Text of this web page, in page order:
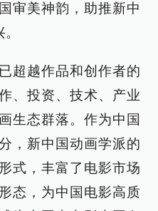
审美神韵，助推新中
超越作品和创作者的
、投资、技术、产业
生态群落。作为中国
，新中国动画学派的
式，丰富了电影市场
态，为中国电影高质